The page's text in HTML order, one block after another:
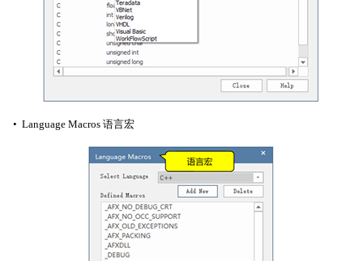
• Language Macros 语言宏